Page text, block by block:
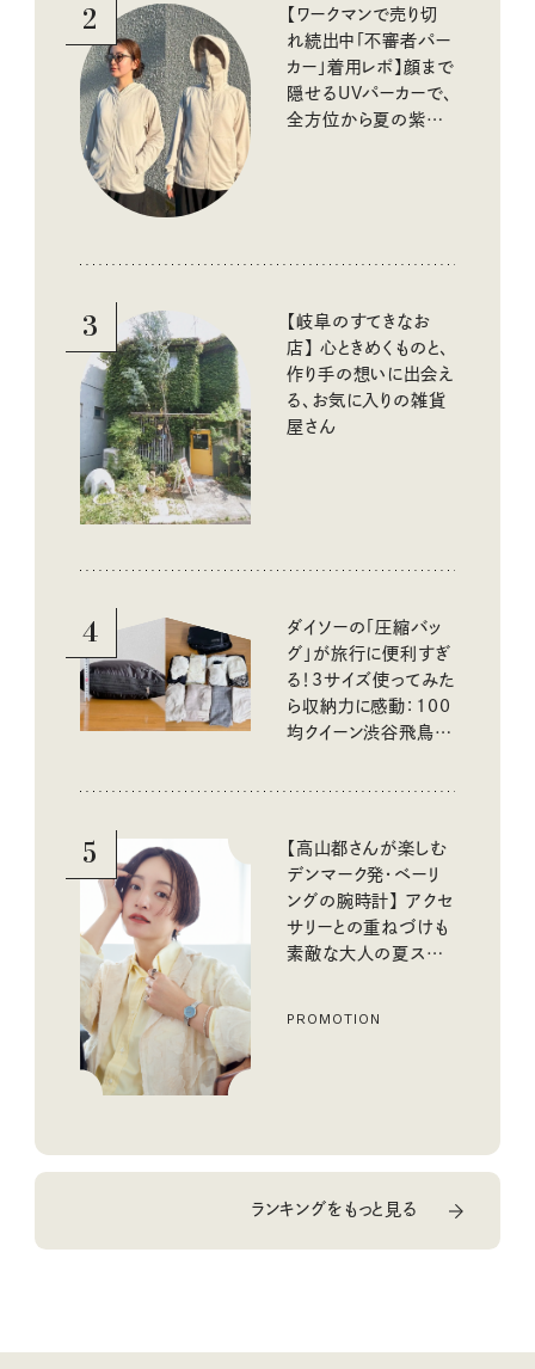
2
【ワークマンで売り切
れ続出中「不審者パー
カー」着用レポ】顔まで
隠せるUVパーカーで、
全方位から夏の紫外
3
【岐阜のすてきなお
店】 心ときめくものと、
作り手の想いに出会え
る、お気に入りの雑貨
屋さん
4
ダイソーの「圧縮バッ
グ」が旅行に便利すぎ
る！3サイズ使ってみた
ら収納力に感動：100
均クイーン渋谷飛鳥の
5
【高山都さんが楽しむ
デンマーク発・ベーリ
ングの腕時計】 アクセ
サリーとの重ねづけも
素敵な大人の夏スタイ
PROMOTION
ランキングをもっと見る